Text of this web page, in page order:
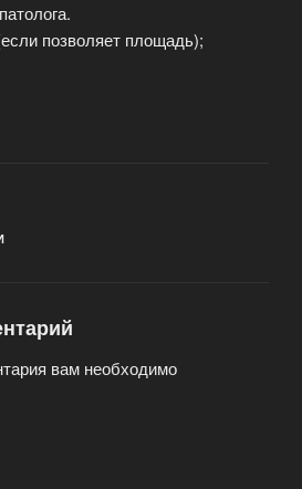
позволяет площадь);
вам необходимо